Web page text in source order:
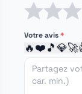
Votre avis*
🔥❤️🎵💎🚀